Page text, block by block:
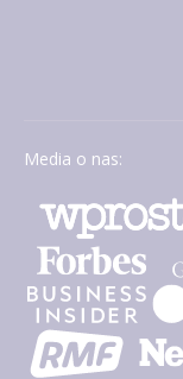
Media o nas: